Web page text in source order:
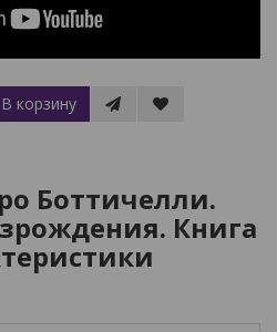
В корзину
Боттичелли.
Книга